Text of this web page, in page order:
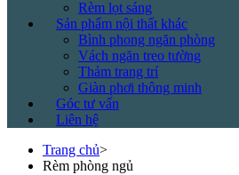
Rèm lọt sáng
Sản phẩm nội thất khác
Bình phong ngăn phòng
Vách ngăn treo tường
Thảm trang trí
Giàn phơi thông minh
Góc tư vấn
Liên hệ
Trang chủ>
Rèm phòng ngủ